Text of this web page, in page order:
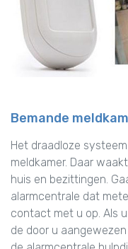
Bemande
Het draadloze
meldkamer. Daar
huis en bezittingen.
alarmcentrale dat
contact met u op. Als
de door u